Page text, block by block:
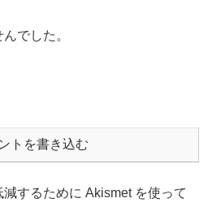
でした。
トを書き込む
するために Akismet を使って